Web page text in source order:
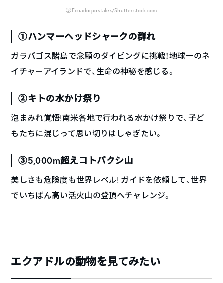
③Ecuadorpostales/Shutterstock.com
①ハンマーヘッドシャークの群れ
ガラパゴス諸島で念願のダイビングに挑戦！地球一のネ
イチャーアイランドで、生命の神秘を感じる。
②キトの水かけ祭り
泡まみれ覚悟!南米各地で行われる水かけ祭りで、子ど
もたちに混じって思い切りはしゃぎたい。
③5,000m超えコトパクシ山
美しさも危険度も世界レベル! ガイドを依頼して、世界
でいちばん高い活火山の登頂へチャレンジ。
エクアドルの動物を見てみたい